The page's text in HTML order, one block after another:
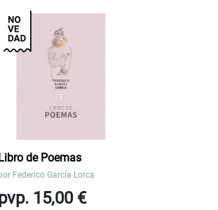
de Poemas
Federico García Lorca
15,00 €